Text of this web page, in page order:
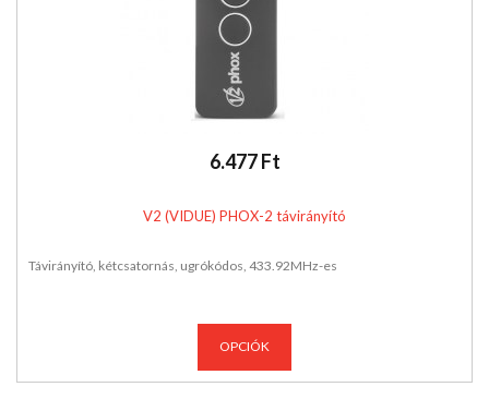
6.477 Ft
V2 (VIDUE) PHOX-2 távirányító
Távirányító, kétcsatornás, ugrókódos, 433.92MHz-es
OPCIÓK